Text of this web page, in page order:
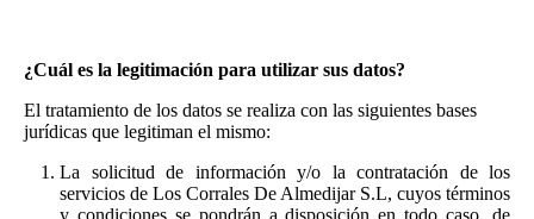
¿Cuál es la legitimación para utilizar sus datos?
El tratamiento de los datos se realiza con las siguientes bases
jurídicas que legitiman el mismo:
La solicitud de información y/o la contratación de los
servicios de Los Corrales De Almedijar S.L, cuyos términos
y condiciones se pondrán a disposición en todo caso, de